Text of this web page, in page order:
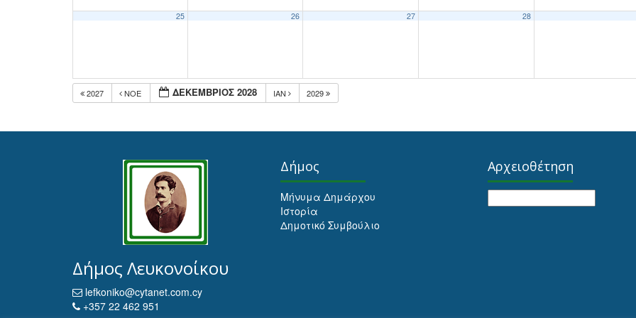
25 26 27 28
2027 ΝΟΈ ΔΕΚΈΜΒΡΙΟΣ 2028 ΙΑΝ 2029
Δήμος Λευκονοίκου
lefkoniko@cytanet.com.cy
+357 22 462 951
Δήμος
Μήνυμα Δημάρχου
Ιστορία
Δημοτικό Συμβούλιο
Αρχειοθέτηση